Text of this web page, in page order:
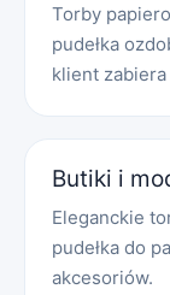
Torby
pudełka
klient
Butiki i
Eleganckie
pudełka do
akcesoriów.